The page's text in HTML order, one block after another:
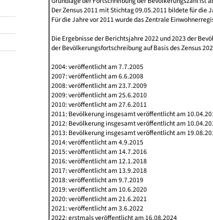
Der Zensus 2011 mit Stichtag 09.05.2011 bildete für die
Für die Jahre vor 2011 wurde das Zentrale
Die Ergebnisse der Berichtsjahre 2022 und 2023 der
der Bevölkerungsfortschreibung auf Basis des Zensus
2004: veröffentlicht am 7.7.2005
2007: veröffentlicht am 6.6.2008
2008: veröffentlicht am 23.7.2009
2009: veröffentlicht am 25.6.2010
2010: veröffentlicht am 27.6.2011
2011: Bevölkerung insgesamt veröffentlicht am
2012: Bevölkerung insgesamt veröffentlicht am
2013: Bevölkerung insgesamt veröffentlicht am
2014: veröffentlicht am 4.9.2015
2015: veröffentlicht am 14.7.2016
2016: veröffentlicht am 12.1.2018
2017: veröffentlicht am 13.9.2018
2018: veröffentlicht am 9.7.2019
2019: veröffentlicht am 10.6.2020
2020: veröffentlicht am 21.6.2021
2021: veröffentlicht am 3.6.2022
2022: erstmals veröffentlicht am 16.08.2024